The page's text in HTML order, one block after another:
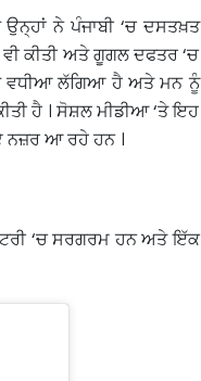
ਨੇ ਪੰਜਾਬੀ ‘ਚ ਦਸਤਖ਼ਤ
ਕੀਤੀ ਅਤੇ ਗੂਗਲ ਦਫਤਰ ‘ਚ
ਵਧੀਆ ਲੱਗਿਆ ਹੈ ਅਤੇ ਮਨ ਨੂੰ
ਹੈ । ਸੋਸ਼ਲ ਮੀਡੀਆ ‘ਤੇ ਇਹ
ਨਜ਼ਰ ਆ ਰਹੇ ਹਨ ।
‘ਚ ਸਰਗਰਮ ਹਨ ਅਤੇ ਇੱਕ